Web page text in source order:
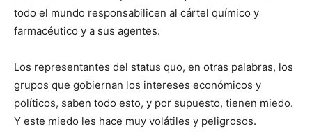
todo el mundo responsabilicen al cártel químico y
farmacéutico y a sus agentes.
Los representantes del status quo, en otras palabras, los
grupos que gobiernan los intereses económicos y
políticos, saben todo esto, y por supuesto, tienen miedo.
Y este miedo les hace muy volátiles y peligrosos.